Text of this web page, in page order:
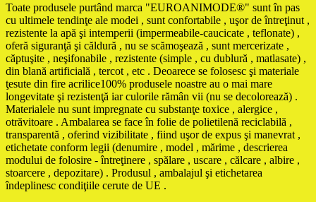
Toate produsele purtând marca "EUROANIMODE®" sunt în pas
cu ultimele tendinţe ale modei , sunt confortabile , uşor de întreţinut ,
rezistente la apă şi intemperii (impermeabile-caucicate , teflonate) ,
oferă siguranţă şi căldură , nu se scămoşează , sunt mercerizate ,
căptuşite , neşifonabile , rezistente (simple , cu dublură , matlasate) ,
din blană artificială , tercot , etc . Deoarece se folosesc şi materiale
ţesute din fire acrilice100% produsele noastre au o mai mare
longevitate şi rezistenţă iar culorile rămân vii (nu se decolorează) .
Materialele nu sunt impregnate cu substanţe toxice , alergice ,
otrăvitoare . Ambalarea se face în folie de polietilenă reciclabilă ,
transparentă , oferind vizibilitate , fiind uşor de expus şi manevrat ,
etichetate conform legii (denumire , model , mărime , descrierea
modului de folosire - întreţinere , spălare , uscare , călcare , albire ,
stoarcere , depozitare) . Produsul , ambalajul şi etichetarea
îndeplinesc condiţiile cerute de UE .